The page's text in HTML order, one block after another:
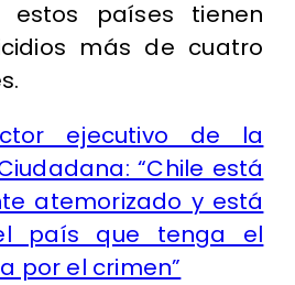
países tienen
más de cuatro
ejecutivo de la
“Chile está
atemorizado y está
país que tenga el
por el crimen”